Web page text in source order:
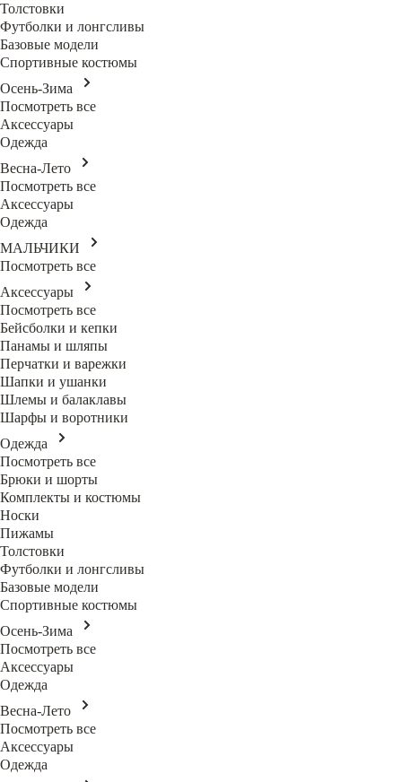
Толстовки
Футболки и лонгсливы
Базовые модели
Спортивные костюмы
Осень-Зима
Посмотреть все
Аксессуары
Одежда
Весна-Лето
Посмотреть все
Аксессуары
Одежда
МАЛЬЧИКИ
Посмотреть все
Аксессуары
Посмотреть все
Бейсболки и кепки
Панамы и шляпы
Перчатки и варежки
Шапки и ушанки
Шлемы и балаклавы
Шарфы и воротники
Одежда
Посмотреть все
Брюки и шорты
Комплекты и костюмы
Носки
Пижамы
Толстовки
Футболки и лонгсливы
Базовые модели
Спортивные костюмы
Осень-Зима
Посмотреть все
Аксессуары
Одежда
Весна-Лето
Посмотреть все
Аксессуары
Одежда